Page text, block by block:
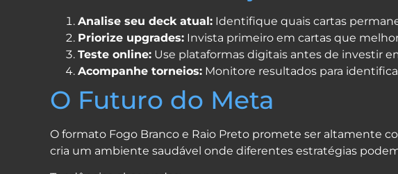
Analise seu deck atual: Identifique quais cartas
Priorize upgrades: Invista primeiro em cartas que
Teste online: Use plataformas digitais antes de investir
Acompanhe torneios: Monitore resultados para
O Futuro do Meta
O formato Fogo Branco e Raio Preto promete ser altamente
cria um ambiente saudável onde diferentes estratégias